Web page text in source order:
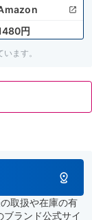
円
ます。
取扱や在庫の有
ランド公式サイ